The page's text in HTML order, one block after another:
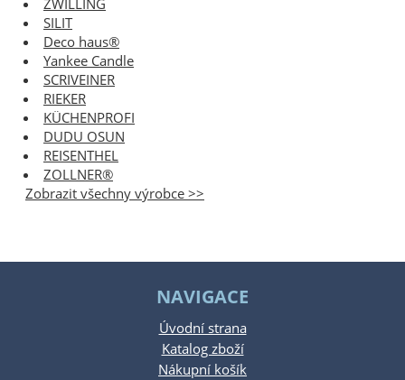
ZWILLING
SILIT
Deco haus®
Yankee Candle
SCRIVEINER
RIEKER
KÜCHENPROFI
DUDU OSUN
REISENTHEL
ZOLLNER®
Zobrazit všechny výrobce >>
NAVIGACE
Úvodní strana
Katalog zboží
Nákupní košík